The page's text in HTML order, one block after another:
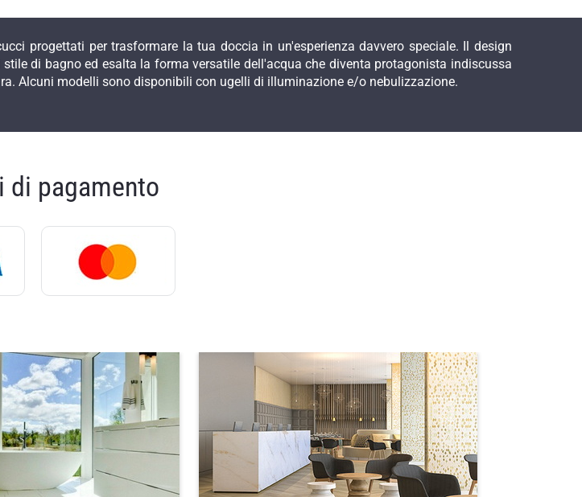
progettati per trasformare la tua doccia in un'esperienza davvero speciale. Il design
di bagno ed esalta la forma versatile dell'acqua che diventa protagonista indiscussa
Alcuni modelli sono disponibili con ugelli di illuminazione e/o nebulizzazione.
di pagamento